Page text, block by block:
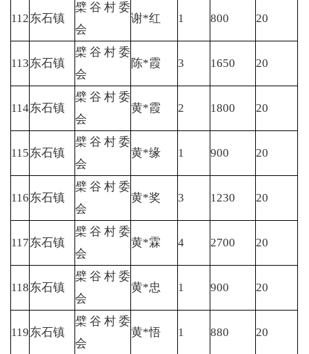
112东石镇
檗谷村委
会
谢*红 1 800 20
113东石镇
檗谷村委
会
陈*霞 3 1650 20
114东石镇
檗谷村委
会
黄*霞 2 1800 20
115东石镇
檗谷村委
会
黄*缘 1 900 20
116东石镇
檗谷村委
会
黄*奖 3 1230 20
117东石镇
檗谷村委
会
黄*霖 4 2700 20
118东石镇
檗谷村委
会
黄*忠 1 900 20
119东石镇
檗谷村委
会
黄*悟 1 880 20